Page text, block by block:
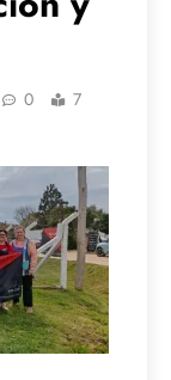
0
7